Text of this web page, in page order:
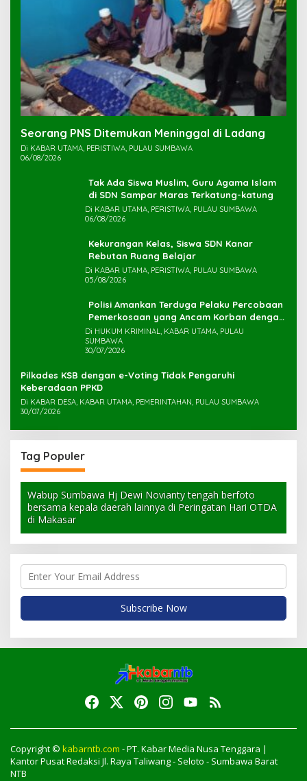
Seorang PNS Ditemukan Meninggal di Ladang
Di KABAR UTAMA, PERISTIWA, PULAU SUMBAWA
06/08/2026
Tak Ada Siswa Muslim, Guru Agama Islam
di SDN Sampar Maras Terkatung-katung ‎
Di KABAR UTAMA, PERISTIWA, PULAU SUMBAWA
06/08/2026
Kekurangan Kelas, Siswa SDN Kanar
Rebutan Ruang Belajar
Di KABAR UTAMA, PERISTIWA, PULAU SUMBAWA
05/08/2026
Polisi Amankan Terduga Pelaku Percobaan
Pemerkosaan yang Ancam Korban dengan
Parang
Di HUKUM KRIMINAL, KABAR UTAMA, PULAU
SUMBAWA
30/07/2026
Pilkades KSB dengan e-Voting Tidak Pengaruhi
Keberadaan PPKD
Di KABAR DESA, KABAR UTAMA, PEMERINTAHAN, PULAU SUMBAWA
30/07/2026
Tag Populer
Wabup Sumbawa Hj Dewi Novianty tengah berfoto
bersama kepala daerah lainnya di Peringatan Hari OTDA
di Makasar
Copyright © kabarntb.com - PT. Kabar Media Nusa Tenggara |
Kantor Pusat Redaksi Jl. Raya Taliwang - Seloto - Sumbawa Barat
NTB